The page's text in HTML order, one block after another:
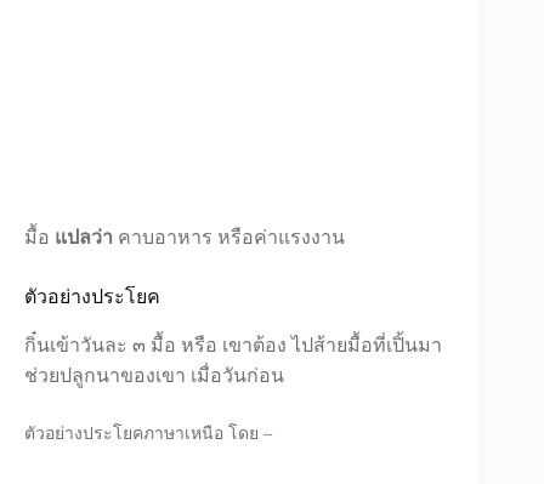
มื้อ แปลว่า คาบอาหาร หรือค่าแรงงาน
ตัวอย่างประโยค
กิ๋นเข้าวันละ ๓ มื้อ หรือ เขาต้อง ไปส้ายมื้อที่เปิ้นมา
ช่วยปลูกนาของเขา เมื่อวันก่อน
ตัวอย่างประโยคภาษาเหนือ โดย –